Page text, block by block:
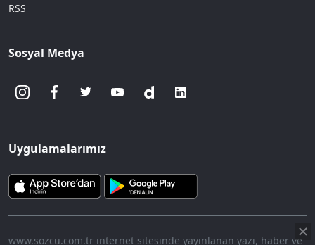
RSS
Sosyal Medya
Uygulamalarımız
www.sozcu.com.tr internet sitesinde yayınlanan yazı, haber ve